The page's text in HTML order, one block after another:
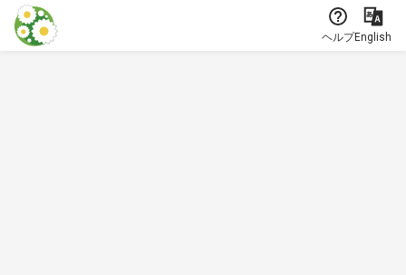
本文に飛ぶ
ヘルプEnglish